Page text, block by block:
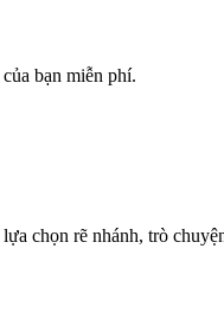
bạn miễn phí.
chọn rẽ nhánh, trò